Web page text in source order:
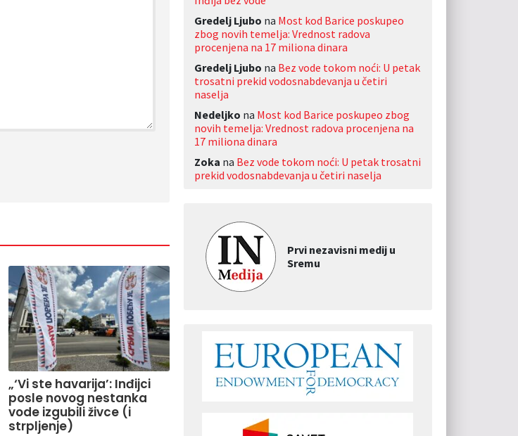
„‘Vi ste havarija’: Inđijci
posle novog nestanka
vode izgubili živce (i
strpljenje)
Gredelj Ljubo na Most kod Barice poskupeo
zbog novih temelja: Vrednost radova
procenjena na 17 miliona dinara
Gredelj Ljubo na Bez vode tokom noći: U petak
trosatni prekid vodosnabdevanja u četiri
naselja
Nedeljko na Most kod Barice poskupeo zbog
novih temelja: Vrednost radova procenjena na
17 miliona dinara
Zoka na Bez vode tokom noći: U petak trosatni
prekid vodosnabdevanja u četiri naselja
Prvi nezavisni medij u
Sremu